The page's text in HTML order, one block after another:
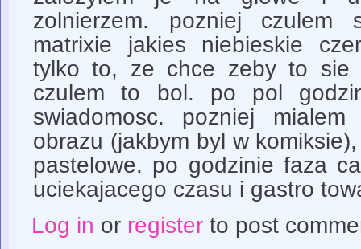
zolnierzem. pozniej
matrixie jakies niebieskie
tylko to, ze chce zeby to sie
czulem to bol. po pol
swiadomosc. pozniej mialem
obrazu (jakbym byl w
pastelowe. po godzinie faza
uciekajacego czasu i gastro
Log in or registerto post